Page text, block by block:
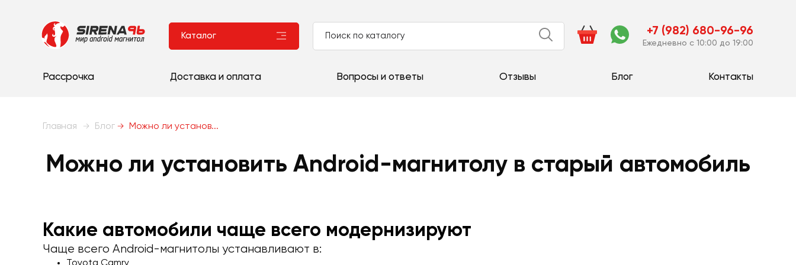
Каталог +7 (982) 680-96-96
Ежедневно с 10:00 до 19:00
Рассрочка Доставка и оплата Вопросы и ответы Отзывы Блог Контакты
Главная Блог Можно ли установ...
Можно ли установить Android-магнитолу в старый автомобиль
Какие автомобили чаще всего модернизируют
Чаще всего Android-магнитолы устанавливают в:
Toyota Camry